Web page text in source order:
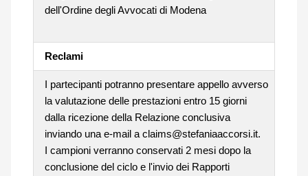
dell'Ordine degli Avvocati di Modena
Reclami
I partecipanti potranno presentare appello avverso
la valutazione delle prestazioni entro 15 giorni
dalla ricezione della Relazione conclusiva
inviando una e-mail a claims@stefaniaaccorsi.it.
I campioni verranno conservati 2 mesi dopo la
conclusione del ciclo e l'invio dei Rapporti